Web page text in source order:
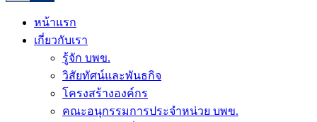
หน้าแรก
เกี่ยวกับเรา
รู้จัก บพข.
วิสัยทัศน์และพันธกิจ
โครงสร้างองค์กร
คณะอนุกรรมการประจำหน่วย บพข.